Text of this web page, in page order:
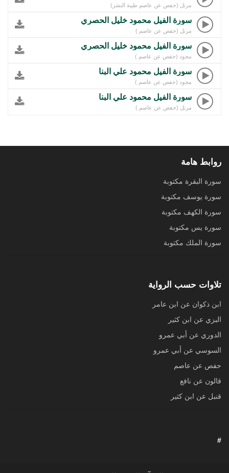
مرتل (حفص عن عاصم طيبة النشر)
سورة الفيل محمود خليل الحصري
مرتل (حفص عن عاصم )
سورة الفيل محمود خليل الحصري
مجود (حفص عن عاصم )
سورة الفيل محمود علي البنا
مجود (حفص عن عاصم )
سورة الفيل محمود علي البنا
مرتل (حفص عن عاصم )
روابط هامة
سورة البقرة مكتوبة
سورة يوسف مكتوبة
سورة الكهف مكتوبة
سورة يس مكتوبة
سورة الملك مكتوبة
تلاوات حسب الرواية
ابن ذكوان عن ابن عامر
البزي عن ابن كثير
الدوري عن أبي عمرو
السوسي عن أبي عمرو
حفص عن عاصم
قالون عن نافع
قنبل عن ابن كثير
#